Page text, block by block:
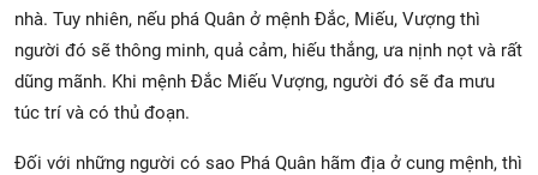
nhà. Tuy nhiên, nếu phá Quân ở mệnh Đắc, Miếu, Vượng thì
người đó sẽ thông minh, quả cảm, hiếu thắng, ưa nịnh nọt và rất
dũng mãnh. Khi mệnh Đắc Miếu Vượng, người đó sẽ đa mưu
túc trí và có thủ đoạn.
Đối với những người có sao Phá Quân hãm địa ở cung mệnh, thì